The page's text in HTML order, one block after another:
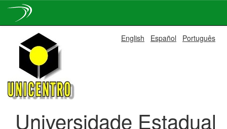
navigation
English Español Português
Universidade Estadual